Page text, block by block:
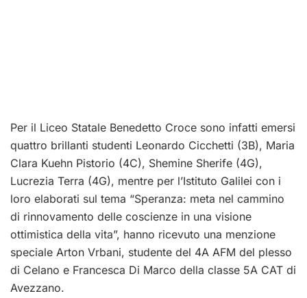
Per il Liceo Statale Benedetto Croce sono infatti emersi
quattro brillanti studenti Leonardo Cicchetti (3B), Maria
Clara Kuehn Pistorio (4C), Shemine Sherife (4G),
Lucrezia Terra (4G), mentre per l’Istituto Galilei con i
loro elaborati sul tema “Speranza: meta nel cammino
di rinnovamento delle coscienze in una visione
ottimistica della vita”, hanno ricevuto una menzione
speciale Arton Vrbani, studente del 4A AFM del plesso
di Celano e Francesca Di Marco della classe 5A CAT di
Avezzano.